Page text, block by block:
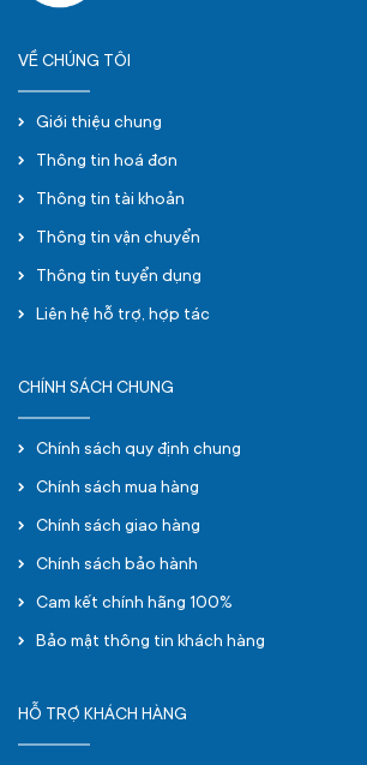
VỀ CHÚNG TÔI
Giới thiệu chung
Thông tin hoá đơn
Thông tin tài khoản
Thông tin vận chuyển
Thông tin tuyển dụng
Liên hệ hỗ trợ, hợp tác
CHÍNH SÁCH CHUNG
Chính sách quy định chung
Chính sách mua hàng
Chính sách giao hàng
Chính sách bảo hành
Cam kết chính hãng 100%
Bảo mật thông tin khách hàng
HỖ TRỢ KHÁCH HÀNG